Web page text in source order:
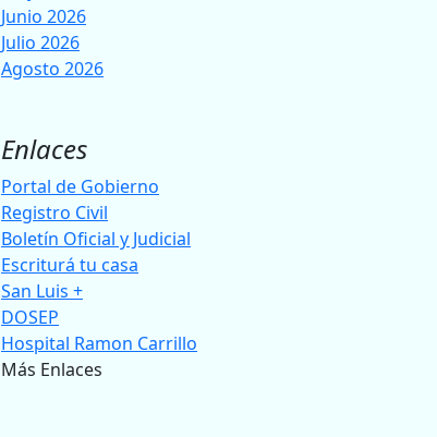
Junio 2026
Julio 2026
Agosto 2026
Enlaces
Portal de Gobierno
Registro Civil
Boletín Oficial y Judicial
Escriturá tu casa
San Luis +
DOSEP
Hospital Ramon Carrillo
Más Enlaces